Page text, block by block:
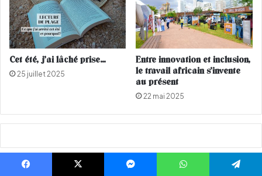
j
e
u
q
u
l
p
s
n
e
p
e
t
i
e
Cet été, j’ai lâché prise…
25 juillet 2025
Entre innovation et inclusion,
le travail africain s’invente
au présent
22 mai 2025